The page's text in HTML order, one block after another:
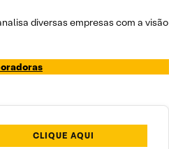
diversas empresas com a visão
CLIQUE AQUI